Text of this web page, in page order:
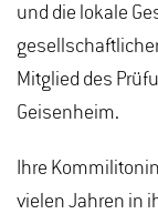
und die lokale
Mitglied des
Geisenheim.
Ihre Kommilitonin
vielen Jahren in